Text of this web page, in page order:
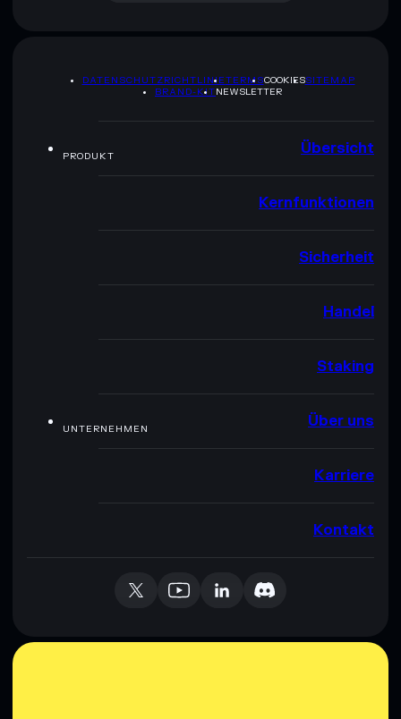
DATENSCHUTZRICHTLINIETERMSCOOKIESSITEMAP
BRAND-KITNEWSLETTER
PRODUKT Übersicht
Kernfunktionen
Sicherheit
Handel
Staking
UNTERNEHMEN Über uns
Karriere
Kontakt